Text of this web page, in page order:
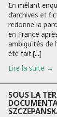
En mêlant
d’archives et
redonne la
en France
ambiguïtés de
été fait.[...]
Lire la suite
SOUS LA